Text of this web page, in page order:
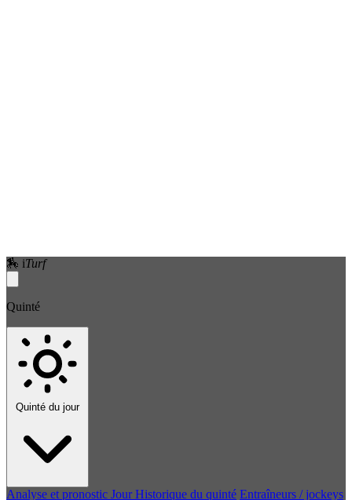
🏇 iTurf
Quinté
Quinté du jour
Analyse et pronostic Jour Historique du quinté Entraîneurs / jockeys